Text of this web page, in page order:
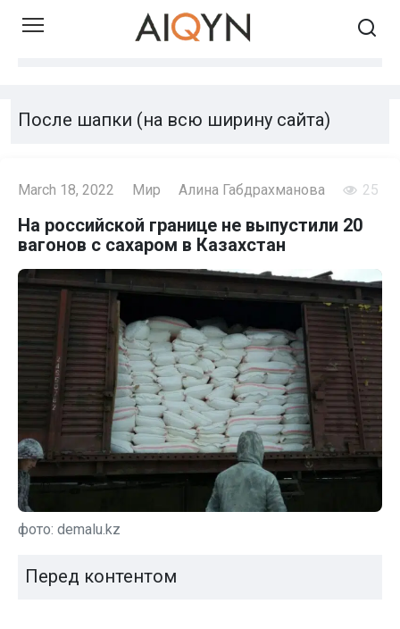
Skip
После шапки (на всю ширину сайта)
March 18, 2022 Мир Алина Габдрахманова 25
На российской границе не выпустили 20
вагонов с сахаром в Казахстан
фото: demalu.kz
Перед контентом